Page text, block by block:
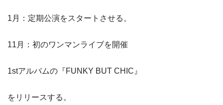
1月：定期公演をスタートさせる。
11月：初のワンマンライブを開催
1stアルバムの『FUNKY BUT CHIC』
をリリースする。